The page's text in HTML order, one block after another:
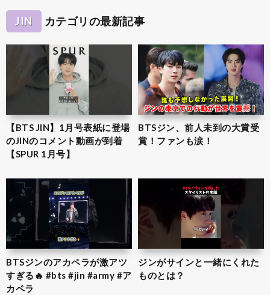
JIN カテゴリの最新記事
【BTS JIN】1月号表紙に登場
のJINのコメント動画が到着
【SPUR 1月号】
BTSジン、前人未到の大賞受
賞！ファンも涙！
BTSジンのアカペラが激アツ
すぎる🔥 #bts #jin #army #ア
カペラ
ジンがサインと一緒にくれた
ものとは？